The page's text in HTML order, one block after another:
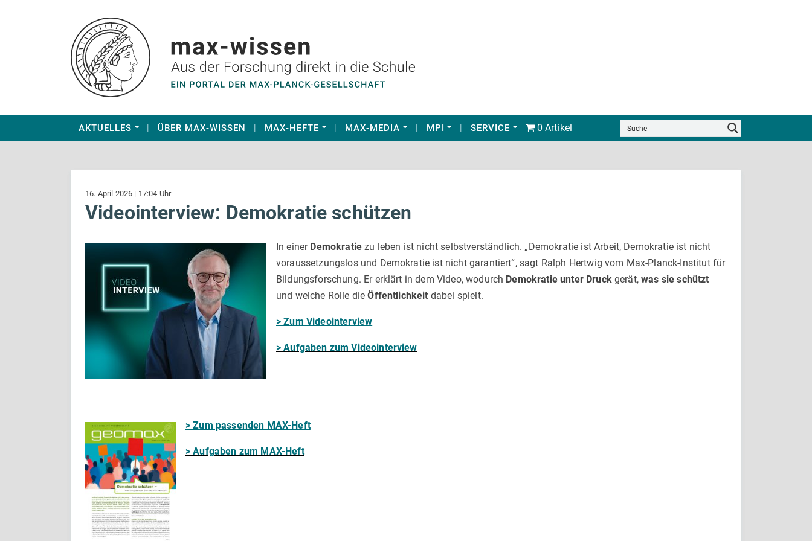
AKTUELLES ÜBER MAX-WISSEN MAX-HEFTE MAX-MEDIA MPI SERVICE 0 Artikel
16. April 2026 | 17:04 Uhr
Videointerview: Demokratie schützen
In einer Demokratie zu leben ist nicht selbstverständlich. „Demokratie ist Arbeit, Demokratie ist nicht
voraussetzungslos und Demokratie ist nicht garantiert“, sagt Ralph Hertwig vom Max-Planck-Institut für
Bildungsforschung. Er erklärt in dem Video, wodurch Demokratie unter Druckgerät,was sie schützt
und welche Rolle die Öffentlichkeit dabei spielt.
> Zum Videointerview
> Aufgaben zum Videointerview
> Zum passenden MAX-Heft
> Aufgaben zum MAX-Heft